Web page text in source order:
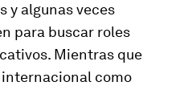
y algunas veces
para buscar roles
Mientras que
como